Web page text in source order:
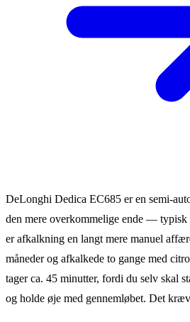
DeLonghi Dedica EC685 er en semi-
den mere overkommelige ende —
er afkalkning en langt mere manuel
måneder og afkalkede to gange med
tager ca. 45 minutter, fordi du selv skal
og holde øje med gennemløbet. Det